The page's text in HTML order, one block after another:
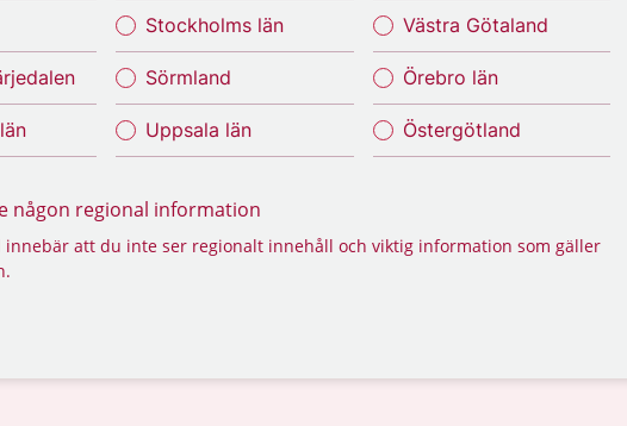
Stockholms län
Sörmland
Uppsala län
Västra Götaland
Örebro län
Östergötland
någon regional information
innebär att du inte ser regionalt innehåll och viktig information som gäller